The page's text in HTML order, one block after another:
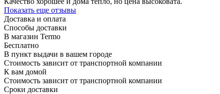
Показать еще отзывы
Доставка и оплата
Способы доставки
В магазин Termo
Бесплатно
В пункт выдачи в вашем городе
Стоимость зависит от транспортной компании
К вам домой
Стоимость зависит от транспортной компании
Сроки доставки